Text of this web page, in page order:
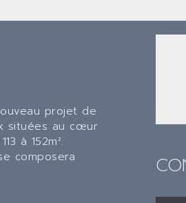
projet de
situées au cœur
à 152m².
composera